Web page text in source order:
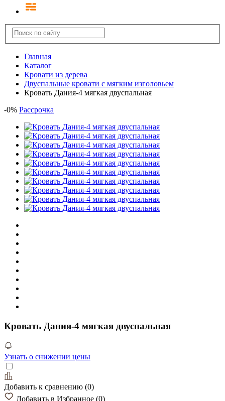
Главная
Каталог
Кровати из дерева
Двуспальные кровати с мягким изголовьем
Кровать Дания-4 мягкая двуспальная
-0% Рассрочка
Кровать Дания-4 мягкая двуспальная
Узнать о снижении цены
Добавить к сравнению (0)
Добавить в Избранное (0)